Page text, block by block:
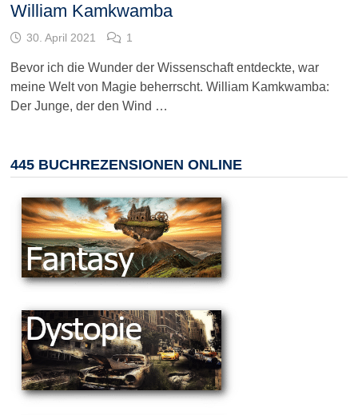
William Kamkwamba
30. April 2021 1
Bevor ich die Wunder der Wissenschaft entdeckte, war
meine Welt von Magie beherrscht. William Kamkwamba:
Der Junge, der den Wind …
445 BUCHREZENSIONEN ONLINE